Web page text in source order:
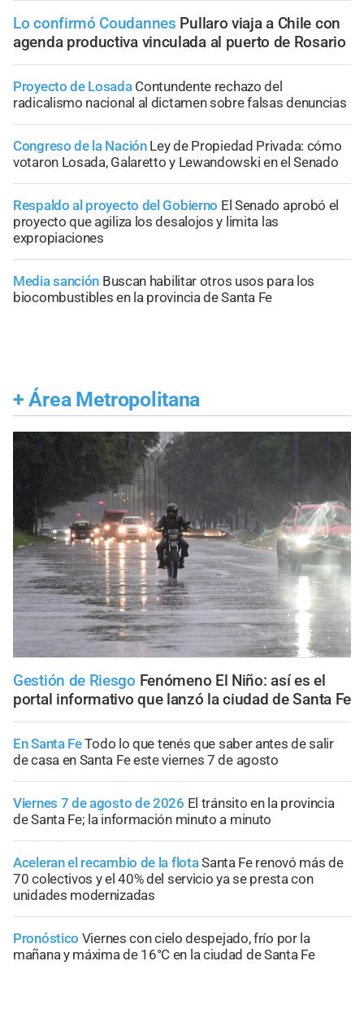
Lo confirmó Coudannes Pullaro viaja a Chile con
agenda productiva vinculada al puerto de Rosario
Proyecto de Losada Contundente rechazo del
radicalismo nacional al dictamen sobre falsas denuncias
Congreso de la Nación Ley de Propiedad Privada: cómo
votaron Losada, Galaretto y Lewandowski en el Senado
Respaldo al proyecto del Gobierno El Senado aprobó el
proyecto que agiliza los desalojos y limita las
expropiaciones
Media sanción Buscan habilitar otros usos para los
biocombustibles en la provincia de Santa Fe
+ Área Metropolitana
Gestión de Riesgo Fenómeno El Niño: así es el
portal informativo que lanzó la ciudad de Santa Fe
En Santa FeTodo lo que tenés que saber antes de salir
de casa en Santa Fe este viernes 7 de agosto
Viernes 7 de agosto de 2026 El tránsito en la provincia
de Santa Fe; la información minuto a minuto
Aceleran el recambio de la flotaSanta Fe renovó más de
70 colectivos y el 40% del servicio ya se presta con
unidades modernizadas
Pronóstico Viernes con cielo despejado, frío por la
mañana y máxima de 16°C en la ciudad de Santa Fe